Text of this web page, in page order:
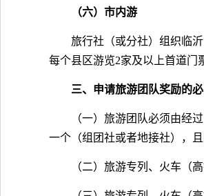
（六）市内游
旅行社（或分社）组织临
每个县区游览2家及以上首道门
三、申请旅游团队奖励的
（一）旅游团队必须由经
一个（组团社或者地接社），
（二）旅游专列、火车（